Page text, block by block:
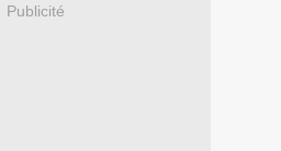
Publicité